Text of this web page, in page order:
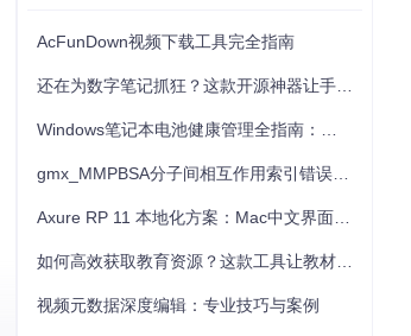
AcFunDown视频下载工具完全指南
视频元数据深度编辑：专业技巧与案例